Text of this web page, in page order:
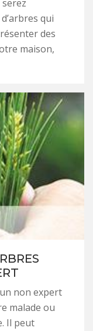
qui
des
maison,
non expert
malade ou
Il peut